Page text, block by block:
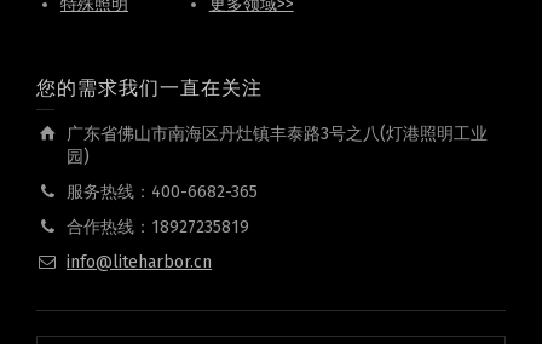
特殊照明
更多领域>>
您的需求我们一直在关注
广东省佛山市南海区丹灶镇丰泰路3号之八(灯港照明工业
园)
服务热线：400-6682-365
合作热线：18927235819
info@liteharbor.cn